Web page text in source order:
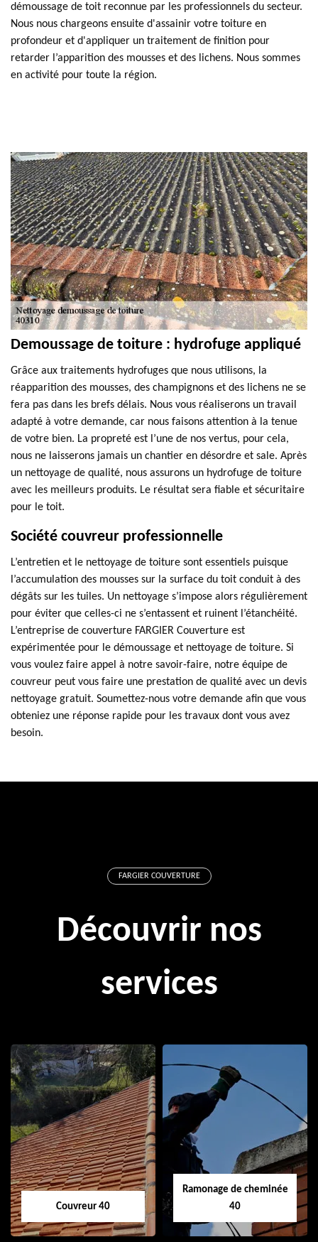
démoussage de toit reconnue par les professionnels du secteur.
Nous nous chargeons ensuite d'assainir votre toiture en
profondeur et d'appliquer un traitement de finition pour
retarder l’apparition des mousses et des lichens. Nous sommes
en activité pour toute la région.
Demoussage de toiture : hydrofuge appliqué
Grâce aux traitements hydrofuges que nous utilisons, la
réapparition des mousses, des champignons et des lichens ne se
fera pas dans les brefs délais. Nous vous réaliserons un travail
adapté à votre demande, car nous faisons attention à la tenue
de votre bien. La propreté est l’une de nos vertus, pour cela,
nous ne laisserons jamais un chantier en désordre et sale. Après
un nettoyage de qualité, nous assurons un hydrofuge de toiture
avec les meilleurs produits. Le résultat sera fiable et sécuritaire
pour le toit.
Société couvreur professionnelle
L’entretien et le nettoyage de toiture sont essentiels puisque
l’accumulation des mousses sur la surface du toit conduit à des
dégâts sur les tuiles. Un nettoyage s’impose alors régulièrement
pour éviter que celles-ci ne s’entassent et ruinent l’étanchéité.
L’entreprise de couverture FARGIER Couverture est
expérimentée pour le démoussage et nettoyage de toiture. Si
vous voulez faire appel à notre savoir-faire, notre équipe de
couvreur peut vous faire une prestation de qualité avec un devis
nettoyage gratuit. Soumettez-nous votre demande afin que vous
obteniez une réponse rapide pour les travaux dont vous avez
besoin.
FARGIER COUVERTURE
Découvrir nos
services
Couvreur 40
Ramonage de cheminée
40